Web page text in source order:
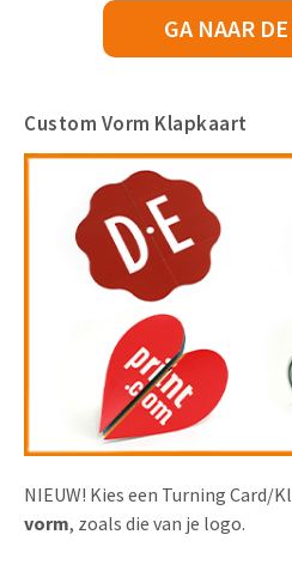
GA NAAR
Custom Vorm Klapkaart
NIEUW! Kies een Turning Card/
vorm, zoals die van je logo.